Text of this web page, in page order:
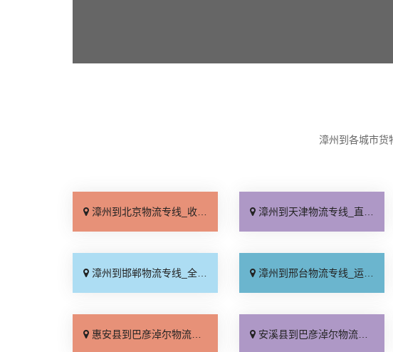
漳州到各城市货
漳州到北京物流专线_收费标准「服务周到」 漳州到天津物流专线_直达特快专线「需要几天」
漳州到邯郸物流专线_全境到达「托运放心」 漳州到邢台物流专线_运价行情「高效快运」
惠安县到巴彦淖尔物流专线_专业调车「一站直达」 安溪县到巴彦淖尔物流专线_专线查询「快运直达」